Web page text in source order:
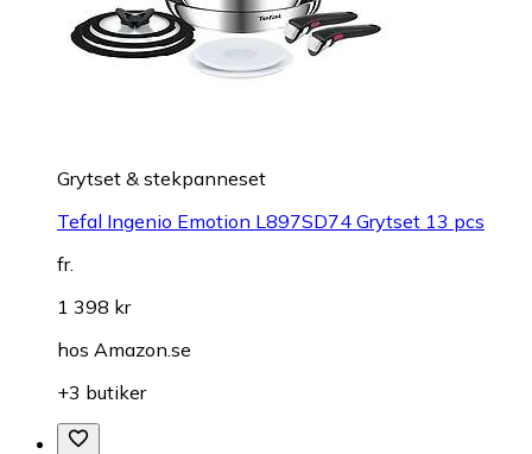
Grytset & stekpanneset
Tefal Ingenio Emotion L897SD74 Grytset 13 pcs
fr.
1 398 kr
hos Amazon.se
+3 butiker